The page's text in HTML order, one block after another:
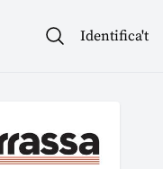
Identifica't